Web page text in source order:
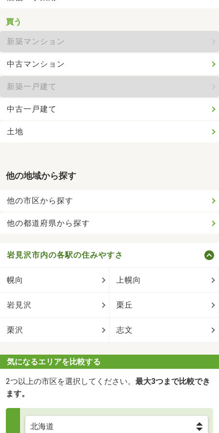
買う
新築マンション
中古マンション
新築一戸建て
中古一戸建て
土地
他の地域から探す
他の市区から探す
他の都道府県から探す
岩見沢市内の各駅の住みやすさ
幌向 上幌向
岩見沢 栗丘
栗沢 志文
気になるエリアを比較する
2つ以上の市区を選択してください。 最大3つまで比較でき
ます。